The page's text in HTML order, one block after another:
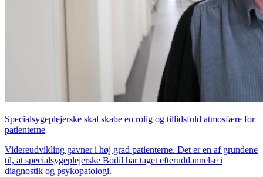
Specialsygeplejerske skal skabe en rolig og tillidsfuld atmosfære for
patienterne
Videreudvikling gavner i høj grad patienterne. Det er en af grundene
til, at specialsygeplejerske Bodil har taget efteruddannelse i
diagnostik og psykopatologi.